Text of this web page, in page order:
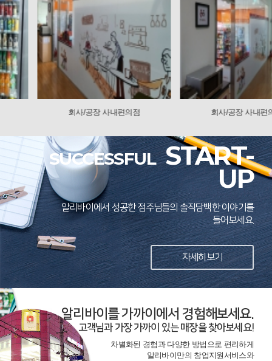
회사/공장 사내편의점 회사/공장 사내편의점
SUCCESSFUL START-
UP
알리바이에서 성공한 점주님들의 솔직담백한 이야기를
들어보세요.
자세히보기
알리바이를 가까이에서 경험해보세요.
고객님과 가장 가까이 있는 매장을 찾아보세요!
차별화된 경험과 다양한 방법으로 편리하게
알리바이만의 창업지원서비스와